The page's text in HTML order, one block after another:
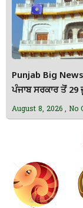
Punjab Big News
ਪੰਜਾਬ ਸਰਕਾਰ ਤੋਂ 29
August 8, 2026 No